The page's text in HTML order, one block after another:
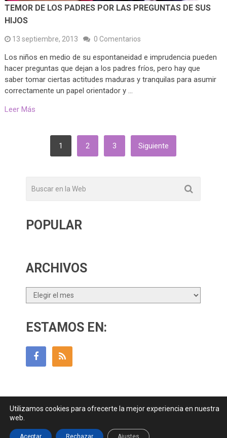
TEMOR DE LOS PADRES POR LAS PREGUNTAS DE SUS
HIJOS
13 septiembre, 2013 0 Comentarios
Los niños en medio de su espontaneidad e imprudencia pueden
hacer preguntas que dejan a los padres fríos, pero hay que
saber tomar ciertas actitudes maduras y tranquilas para asumir
correctamente un papel orientador y …
Leer Más
PAGINACIÓN
1 2 3 Siguiente
POPULAR
ARCHIVOS
Archivos
ESTAMOS EN:
Contactar|| Datos Legales y Privacidady
Utilizamos cookies para ofrecerte la mejor experiencia en nuestra
web.
Aceptar Rechazar Ajustes